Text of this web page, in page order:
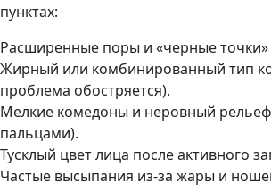
пунктах:
Расширенные поры и «черные точки»
Жирный или комбинированный тип
проблема обостряется).
Мелкие комедоны и неровный рельеф
пальцами).
Тусклый цвет лица после активного
Частые высыпания из-за жары и